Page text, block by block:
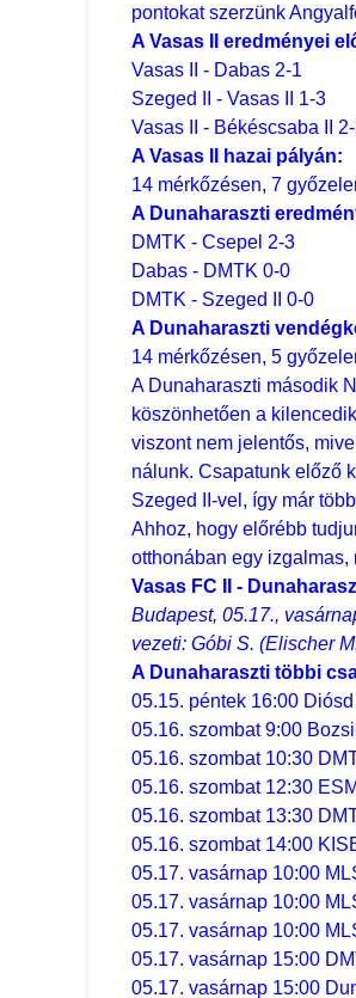
pontokat szerzünk
A Vasas II eredményei
Vasas II - Dabas 2-1
Szeged II - Vasas II 1-3
Vasas II - Békéscsaba II
A Vasas II hazai pályán:
14 mérkőzésen, 7
A Dunaharaszti
DMTK - Csepel 2-3
Dabas - DMTK 0-0
DMTK - Szeged II 0-0
A Dunaharaszti
14 mérkőzésen, 5
A Dunaharaszti második
köszönhetően a
viszont nem jelentős,
nálunk. Csapatunk előző
Szeged II-vel, így már
Ahhoz, hogy előrébb
otthonában egy
Vasas FC II -
Budapest, 05.17.,
vezeti: Góbi S. (Elischer
A Dunaharaszti többi
05.15. péntek 16:00
05.16. szombat 9:00
05.16. szombat 10:30
05.16. szombat 12:30
05.16. szombat 13:30
05.16. szombat 14:00
05.17. vasárnap 10:00
05.17. vasárnap 10:00
05.17. vasárnap 10:00
05.17. vasárnap 15:00
05.17. vasárnap 15:00